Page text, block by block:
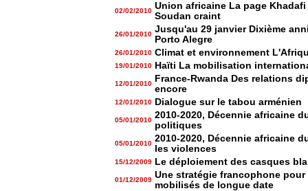
02/02/2010 Union africaine La page
Soudan craint
26/01/2010 Jusqu'au 29 janvier Dixième
Porto Alegre
26/01/2010 Climat et environnement
19/01/2010 Haïti La mobilisation
12/01/2010
France-Rwanda Des relations
encore
12/01/2010 Dialogue sur le tabou arménien
05/01/2010 2010-2020, Décennie africaine
politiques
05/01/2010 2010-2020, Décennie africaine
les violences
15/12/2009 Le déploiement des casques
01/12/2009 Une stratégie francophone
mobilisés de longue date